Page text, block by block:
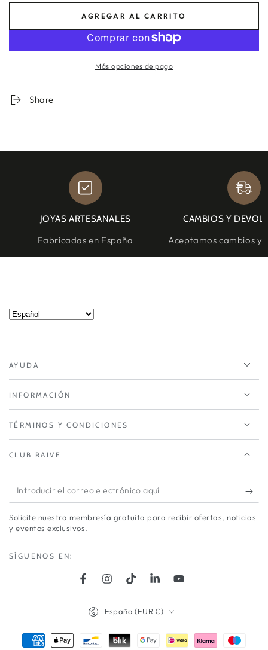
AGREGAR AL CARRITO
Más opciones de pago
Share
JOYAS ARTESANALES
Fabricadas en España
CAMBIOS Y
Aceptamos cambios y
AYUDA
INFORMACIÓN
TÉRMINOS Y CONDICIONES
CLUB RAIVE
Introducir
el
correo
aquí
Solicite nuestra membresía gratuita para recibir ofertas, noticias
y eventos exclusivos.
SÍGUENOS EN:
FacebookInstagramTikTokLinkedInYouTube
España (EUR €)
Métodos